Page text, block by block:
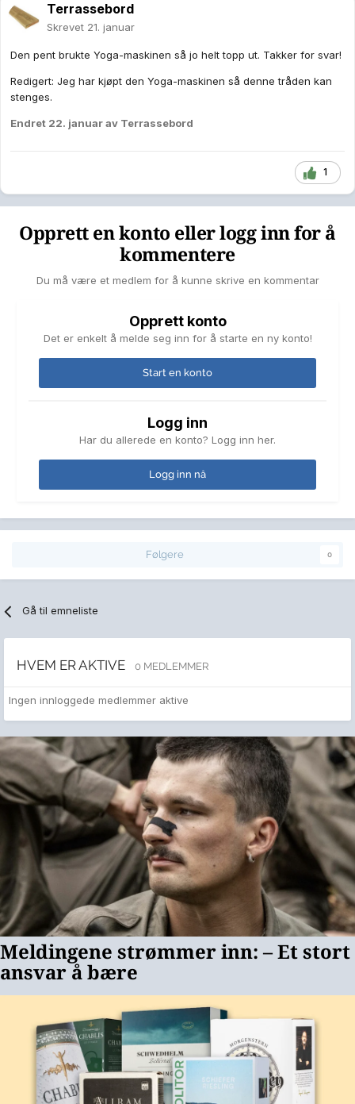
Terrassebord
Skrevet 21. januar
Den pent brukte Yoga-maskinen så jo helt topp ut. Takker for svar!
Redigert: Jeg har kjøpt den Yoga-maskinen så denne tråden kan
stenges.
Endret 22. januarav Terrassebord
1
Opprett en konto eller logg inn for å
kommentere
Du må være et medlem for å kunne skrive en kommentar
Opprett konto
Det er enkelt å melde seg inn for å starte en ny konto!
Start en konto
Logg inn
Har du allerede en konto? Logg inn her.
Logg inn nå
Følgere 0
Gå til emneliste
HVEM ER AKTIVE 0 MEDLEMMER
Ingen innloggede medlemmer aktive